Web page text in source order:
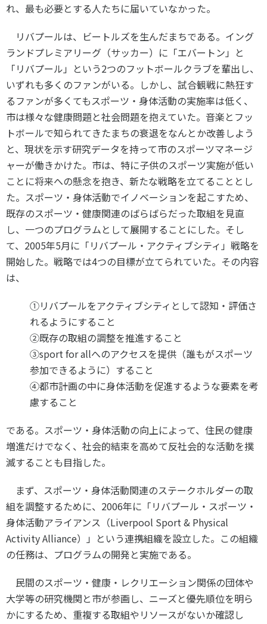
れ、最も必要とする人たちに届いていなかった。
リバプールは、ビートルズを生んだまちである。イング
ランドプレミアリーグ（サッカー）に「エバートン」と
「リバプール」という2つのフットボールクラブを輩出し、
いずれも多くのファンがいる。しかし、試合観戦に熱狂す
るファンが多くてもスポーツ・身体活動の実施率は低く、
市は様々な健康問題と社会問題を抱えていた。音楽とフッ
トボールで知られてきたまちの衰退をなんとか改善しよう
と、現状を示す研究データを持って市のスポーツマネージ
ャーが働きかけた。市は、特に子供のスポーツ実施が低い
ことに将来への懸念を抱き、新たな戦略を立てることとし
た。スポーツ・身体活動でイノベーションを起こすため、
既存のスポーツ・健康関連のばらばらだった取組を見直
し、一つのプログラムとして展開することにした。そし
て、2005年5月に「リバプール・アクティブシティ」戦略を
開始した。戦略では4つの目標が立てられていた。その内容
は、
①リバプールをアクティブシティとして認知・評価さ
れるようにすること
②既存の取組の調整を推進すること
③sport for allへのアクセスを提供（誰もがスポーツ
参加できるように）すること
④都市計画の中に身体活動を促進するような要素を考
慮すること
である。スポーツ・身体活動の向上によって、住民の健康
増進だけでなく、社会的結束を高めて反社会的な活動を撲
滅することも目指した。
まず、スポーツ・身体活動関連のステークホルダーの取
組を調整するために、2006年に「リバプール・スポーツ・
身体活動アライアンス（Liverpool Sport & Physical
Activity Alliance）」という連携組織を設立した。この組織
の任務は、プログラムの開発と実施である。
民間のスポーツ・健康・レクリエーション関係の団体や
大学等の研究機関と市が参画し、ニーズと優先順位を明ら
かにするため、重複する取組やリソースがないか確認し